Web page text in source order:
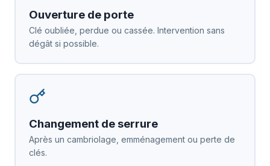
Ouverture de porte
Clé oubliée, perdue ou cassée. Intervention sans
dégât si possible.
Changement de serrure
Après un cambriolage, emménagement ou perte de
clés.